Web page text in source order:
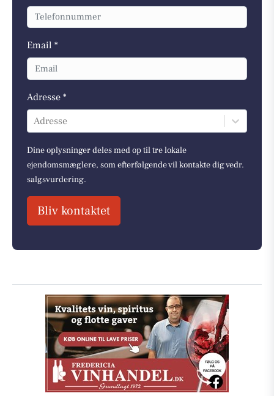
Email *
Adresse *
Adresse
Dine oplysninger deles med op til tre lokale
ejendomsmæglere, som efterfølgende vil kontakte dig vedr.
salgsvurdering.
Bliv kontaktet